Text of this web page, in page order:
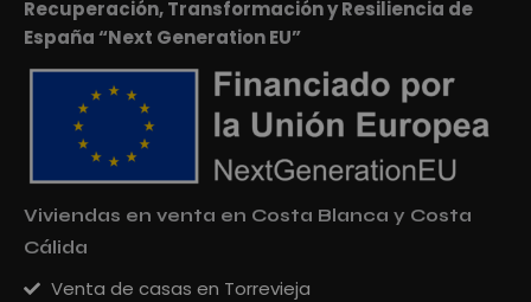
Recuperación, Transformación y Resiliencia de
España “Next Generation EU”
Viviendas en venta en Costa Blanca y Costa
Cálida
Venta de casas en Torrevieja